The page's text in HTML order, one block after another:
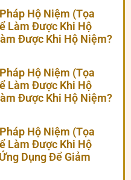
Hộ Niệm (Tọa
Làm Được Khi Hộ
Được Khi Hộ Niệm?
Hộ Niệm (Tọa
Làm Được Khi Hộ
Được Khi Hộ Niệm?
Hộ Niệm (Tọa
Làm Được Khi Hộ
Dụng Để Giảm